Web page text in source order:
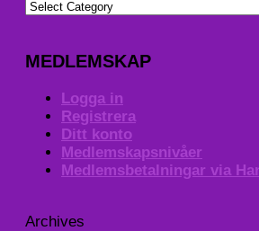
MEDLEMSKAP
Logga in
Registrera
Ditt konto
Medlemskapsnivåer
Medlemsbetalningar via
Archives